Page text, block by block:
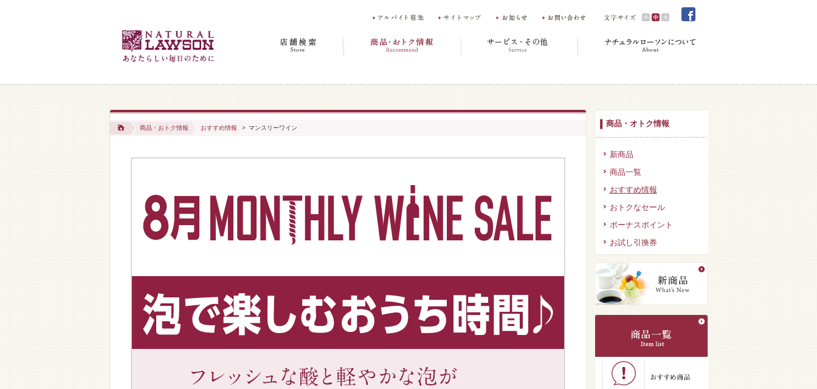
商品・おトク情報 おすすめ情報 > マンスリーワイン 商品・オトク情報
新商品
商品一覧
おすすめ情報
おトクなセール
ボーナスポイント
お試し引換券